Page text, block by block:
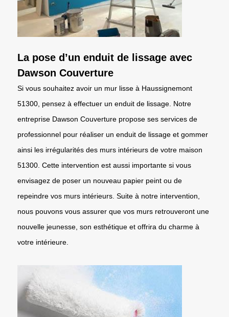
La pose d’un enduit de lissage avec
Dawson Couverture
Si vous souhaitez avoir un mur lisse à Haussignemont
51300, pensez à effectuer un enduit de lissage. Notre
entreprise Dawson Couverture propose ses services de
professionnel pour réaliser un enduit de lissage et gommer
ainsi les irrégularités des murs intérieurs de votre maison
51300. Cette intervention est aussi importante si vous
envisagez de poser un nouveau papier peint ou de
repeindre vos murs intérieurs. Suite à notre intervention,
nous pouvons vous assurer que vos murs retrouveront une
nouvelle jeunesse, son esthétique et offrira du charme à
votre intérieure.